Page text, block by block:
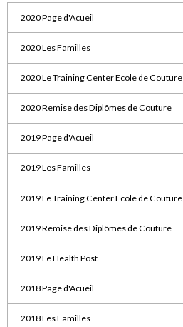
2020 Page d'Acueil
2020 Les Familles
2020 Le Training Center Ecole de Couture
2020 Remise des Diplômes de Couture
2019 Page d'Acueil
2019 Les Familles
2019 Le Training Center Ecole de Couture
2019 Remise des Diplômes de Couture
2019 Le Health Post
2018 Page d'Acueil
2018 Les Familles